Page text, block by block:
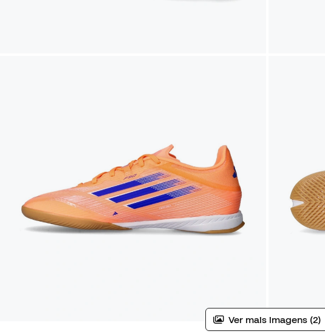
Ver mais imagens (2)